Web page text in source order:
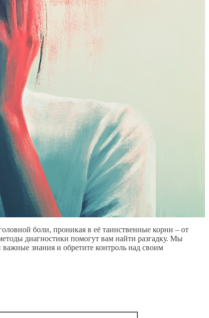
боли, проникая в её таинственные корни – от
диагностики помогут вам найти разгадку. Мы
знания и обретите контроль над своим